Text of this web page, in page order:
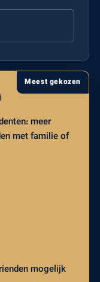
Meest gekozen
meer
met familie of
mogelijk